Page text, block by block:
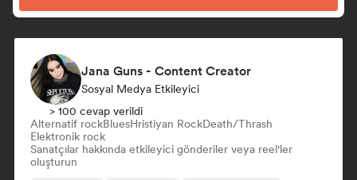
Jana Guns - Content Creator
Sosyal Medya Etkileyici
> 100 cevap verildi
Alternatif rockBluesHristiyan RockDeath/Thrash
Elektronik rock
Sanatçılar hakkında etkileyici gönderiler veya reel'ler
oluşturun